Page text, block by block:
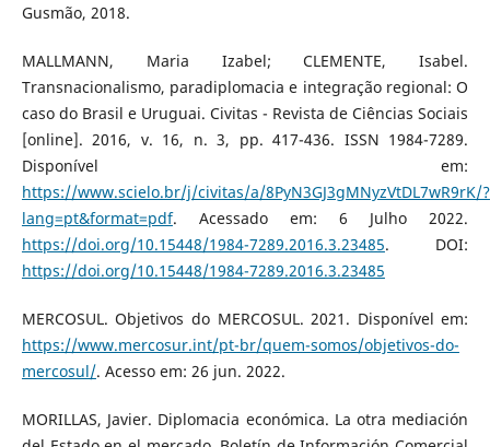
Gusmão, 2018.
MALLMANN, Maria Izabel; CLEMENTE, Isabel.
Transnacionalismo, paradiplomacia e integração regional: O
caso do Brasil e Uruguai. Civitas - Revista de Ciências Sociais
[online]. 2016, v. 16, n. 3, pp. 417-436. ISSN 1984-7289.
Disponível em:
https://www.scielo.br/j/civitas/a/8PyN3GJ3gMNyzVtDL7wR9rK/?
lang=pt&format=pdf. Acessado em: 6 Julho 2022.
https://doi.org/10.15448/1984-7289.2016.3.23485. DOI:
https://doi.org/10.15448/1984-7289.2016.3.23485
MERCOSUL. Objetivos do MERCOSUL. 2021. Disponível em:
https://www.mercosur.int/pt-br/quem-somos/objetivos-do-
mercosul/. Acesso em: 26 jun. 2022.
MORILLAS, Javier. Diplomacia económica. La otra mediación